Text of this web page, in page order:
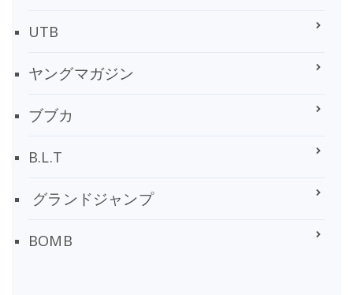
UTB
ヤングマガジン
ブブカ
B.L.T
グランドジャンプ
BOMB